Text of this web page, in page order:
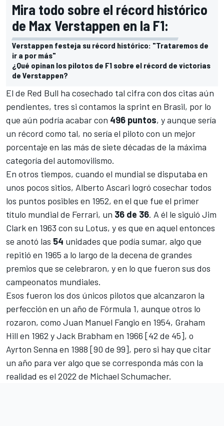
Mira todo sobre el récord histórico
de Max Verstappen en la F1:
Verstappen festeja su récord histórico: "Trataremos de
ir a por más"
¿Qué opinan los pilotos de F1 sobre el récord de victorias
de Verstappen?
El de Red Bull ha cosechado tal cifra con dos citas aún
pendientes, tres si contamos la sprint en Brasil, por lo
que aún podría acabar con 496 puntos, y aunque sería
un récord como tal, no sería el piloto con un mejor
porcentaje en las más de siete décadas de la máxima
categoría del automovilismo.
En otros tiempos, cuando el mundial se disputaba en
unos pocos sitios, Alberto Ascari logró cosechar todos
los puntos posibles en 1952, en el que fue el primer
título mundial de Ferrari, un 36 de 36. A él le siguió Jim
Clarken 1963 con su Lotus, y es que en aquel entonces
se anotó las 54 unidades que podía sumar, algo que
repitió en 1965 a lo largo de la decena de grandes
premios que se celebraron, y en lo que fueron sus dos
campeonatos mundiales.
Esos fueron los dos únicos pilotos que alcanzaron la
perfección en un año de Fórmula 1, aunque otros lo
rozaron, como Juan Manuel Fangio en 1954, Graham
Hill en 1962 yJack Brabham en 1966 [42 de 45], o
Ayrton Senna en 1988 [90 de 99], pero si hay que citar
un año para ver algo que se corresponda más con la
realidad es el 2022 de Michael Schumacher.